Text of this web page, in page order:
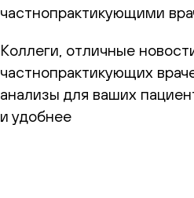
частнопрактикующими
Коллеги, отличные
частнопрактикующих
анализы для ваших
и удобнее